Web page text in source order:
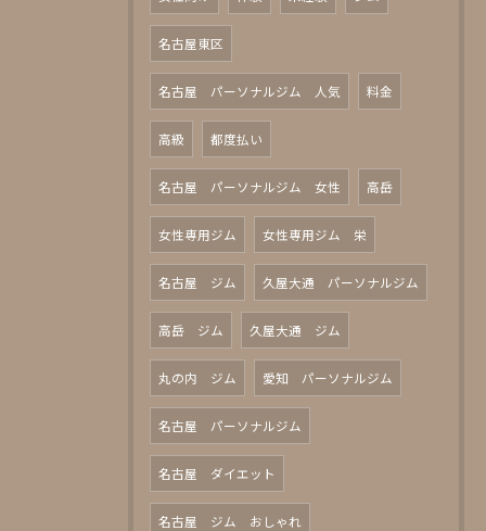
名古屋東区
名古屋 パーソナルジム 人気 料金
高級 都度払い
名古屋 パーソナルジム 女性 高岳
女性専用ジム 女性専用ジム 栄
名古屋 ジム 久屋大通 パーソナルジム
高岳 ジム 久屋大通 ジム
丸の内 ジム 愛知 パーソナルジム
名古屋 パーソナルジム
名古屋 ダイエット
名古屋 ジム おしゃれ